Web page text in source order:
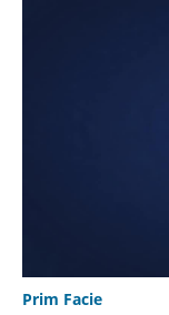
Prim Facie